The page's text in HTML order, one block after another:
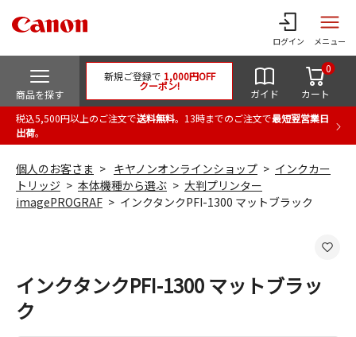
ログイン メニュー
商品を探す
新規ご登録で 1,000円OFF
クーポン!
ガイド カート
0
税込5,500円以上のご注文で送料無料。13時までのご注文で最短翌営業日
出荷。
個人のお客さま キヤノンオンラインショップ
インクカー
トリッジ
本体機種から選ぶ
大判プリンター
imagePROGRAF
インクタンクPFI-1300 マットブラック
インクタンクPFI-1300 マットブラッ
ク